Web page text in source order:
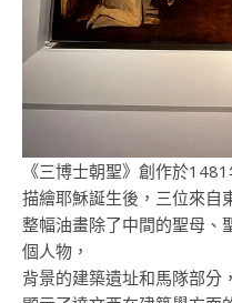
《三博士朝聖》創作於
描繪耶穌誕生後，三位來自
整幅油畫除了中間的聖母、
個人物，
背景的建築遺址和馬隊部分